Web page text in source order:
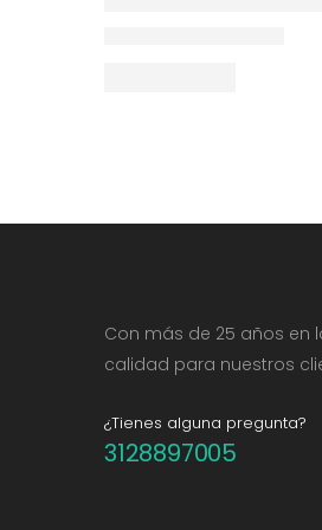
Con más de 25 años en
calidad para nuestros
¿Tienes alguna pregunta?
3128897005